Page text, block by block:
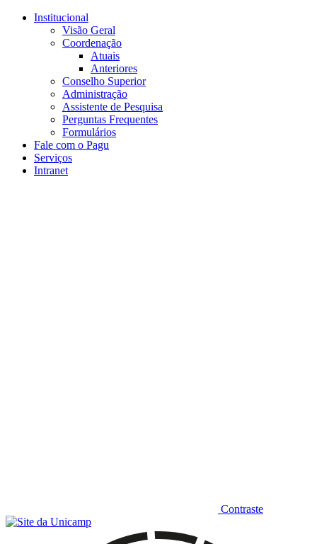
Conteúdo principal
Institucional
Visão Geral
Coordenação
Atuais
Anteriores
Conselho Superior
Administração
Assistente de Pesquisa
Perguntas Frequentes
Formulários
Fale com o Pagu
Serviços
Intranet
Contraste